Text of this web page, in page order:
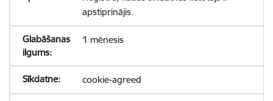
apstiprinājis.
1 mēnesis
cookie-agreed